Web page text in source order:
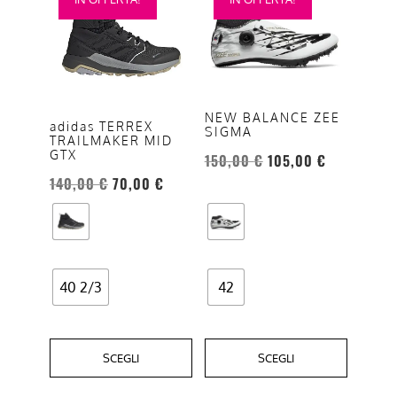
adidas TERREX
TRAILMAKER MID
GTX
140,00€ 70,00 €
40 2/3
SCEGLI
prodotto
più
varianti.
opzioni
possono
essere
scelte
nella
pagina
prodotto
NEW BALANCE ZEE
SIGMA
150,00€ 105,00 €
42
SCEGLI
prodotto
ha
più
varianti.
opzioni
possono
essere
nella
pagina
prodotto